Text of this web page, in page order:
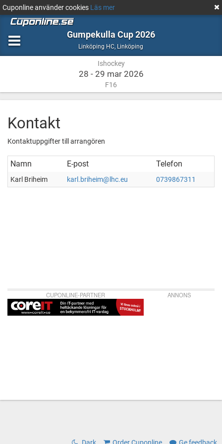
Cuponline använder cookies Läs mer
Gumpekulla Cup 2026
Linköping HC, Ishockey
Linköping
Ishockey
28 - 29 mar 2026
F16
Kontakt
Kontaktuppgifter till arrangören
Namn E-post Telefon
Karl Briheim karl.briheim@lhc.eu 0739867311
CUPONLINE-PARTNER ANNONS